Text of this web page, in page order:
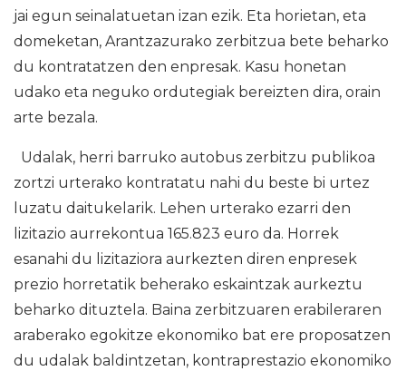
jai egun seinalatuetan izan ezik. Eta horietan, eta
domeketan, Arantzazurako zerbitzua bete beharko
du kontratatzen den enpresak. Kasu honetan
udako eta neguko ordutegiak bereizten dira, orain
arte bezala.
Udalak, herri barruko autobus zerbitzu publikoa
zortzi urterako kontratatu nahi du beste bi urtez
luzatu daitukelarik. Lehen urterako ezarri den
lizitazio aurrekontua 165.823 euro da. Horrek
esanahi du lizitaziora aurkezten diren enpresek
prezio horretatik beherako eskaintzak aurkeztu
beharko dituztela. Baina zerbitzuaren erabileraren
araberako egokitze ekonomiko bat ere proposatzen
du udalak baldintzetan, kontraprestazio ekonomiko